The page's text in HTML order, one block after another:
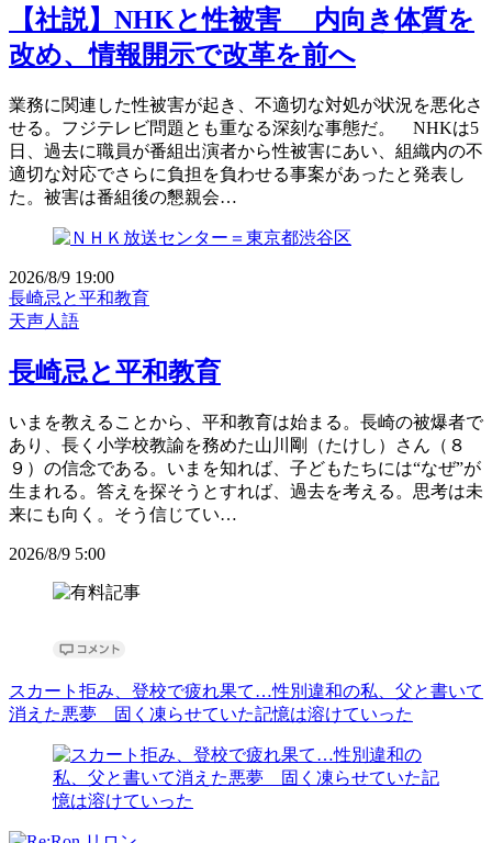
【社説】NHKと性被害 内向き体質を
改め、情報開示で改革を前へ
業務に関連した性被害が起き、不適切な対処が状況を悪化さ
せる。フジテレビ問題とも重なる深刻な事態だ。 NHKは5
日、過去に職員が番組出演者から性被害にあい、組織内の不
適切な対応でさらに負担を負わせる事案があったと発表し
た。被害は番組後の懇親会…
2026/8/9 19:00
長崎忌と平和教育
天声人語
長崎忌と平和教育
いまを教えることから、平和教育は始まる。長崎の被爆者で
あり、長く小学校教諭を務めた山川剛（たけし）さん（８
９）の信念である。いまを知れば、子どもたちには“なぜ”が
生まれる。答えを探そうとすれば、過去を考える。思考は未
来にも向く。そう信じてい…
2026/8/9 5:00
スカート拒み、登校で疲れ果て…性別違和の私、父と書いて
消えた悪夢 固く凍らせていた記憶は溶けていった